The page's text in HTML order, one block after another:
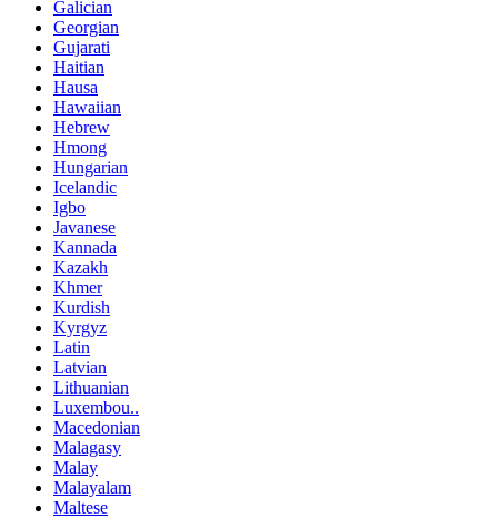
Galician
Georgian
Gujarati
Haitian
Hausa
Hawaiian
Hebrew
Hmong
Hungarian
Icelandic
Igbo
Javanese
Kannada
Kazakh
Khmer
Kurdish
Kyrgyz
Latin
Latvian
Lithuanian
Luxembou..
Macedonian
Malagasy
Malay
Malayalam
Maltese